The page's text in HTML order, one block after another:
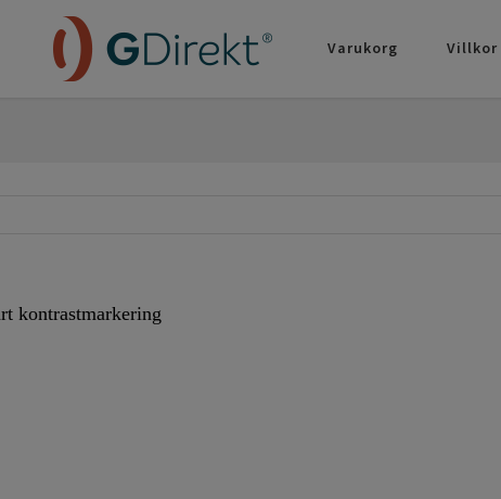
Varukorg Villkor
kontrastmarkering